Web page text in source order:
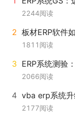
2244阅读
1811 阅读
2066阅读
2177阅读